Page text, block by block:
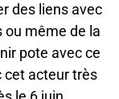
des liens avec
ou même de la
pote avec ce
cet acteur très